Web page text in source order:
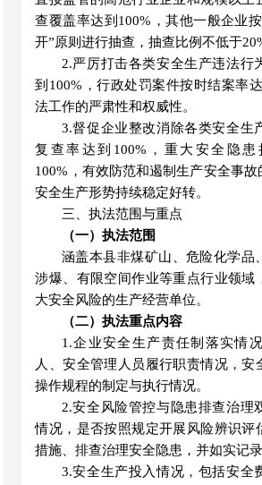
查覆盖率达到 100%，其他一般企业
开”原则进行抽查，抽查比例不低于20
2.严厉打击各类安全生产违法行
到 100%，行政处罚案件按时结案率达
法工作的严肃性和权威性。
3.督促企业整改消除各类安全生
复查率达到 100%，重大安全隐患
100%，有效防范和遏制生产安全事故
安全生产形势持续稳定好转。
三、执法范围与重点
（一） 执法范围
涵盖本县非煤矿山、危险化学品
涉爆、有限空间作业等重点行业领域
大安全风险的生产经营单位。
（二）执法重点内容
1.企业安全生产责任制落实情
人、安全管理人员履行职责情况，安
操作规程的制定与执行情况。
2.安全风险管控与隐患排查治理
情况，是否按照规定开展风险辨识评
措施、排查治理安全隐患，并如实记录
3.安全生产投入情况，包括安全